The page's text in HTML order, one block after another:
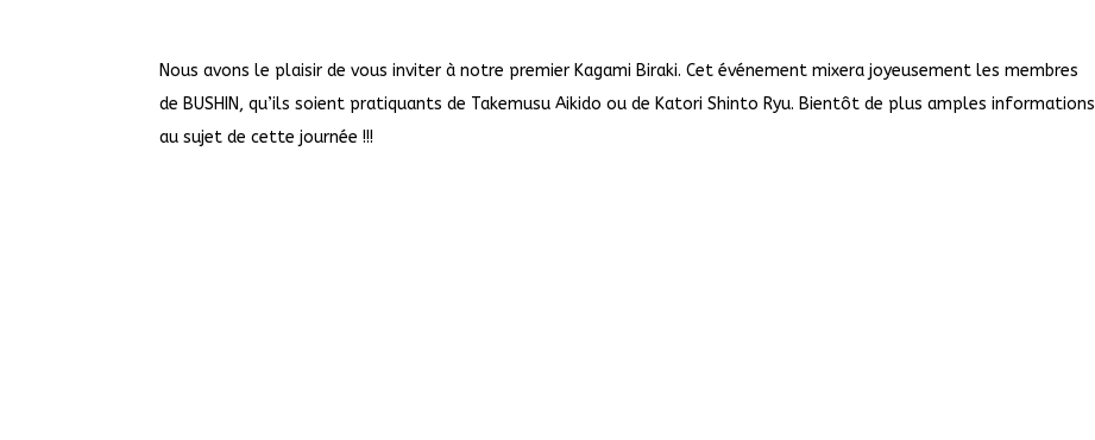
Nous avons le plaisir de vous inviter à notre premier Kagami Biraki. Cet événement mixera joyeusement les membres
de BUSHIN, qu’ils soient pratiquants de Takemusu Aikido ou de Katori Shinto Ryu. Bientôt de plus amples informations
au sujet de cette journée !!!